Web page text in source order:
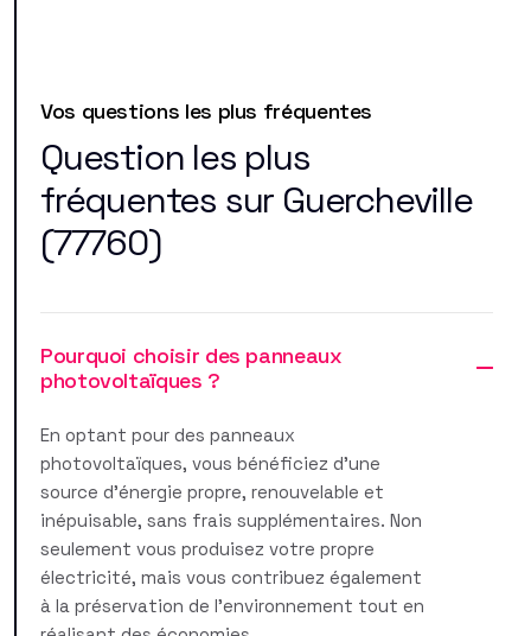
Vos questions les plus fréquentes
Question les plus
fréquentes sur Guercheville
(77760)
Pourquoi choisir des panneaux
photovoltaïques ?
En optant pour des panneaux
photovoltaïques, vous bénéficiez d'une
source d'énergie propre, renouvelable et
inépuisable, sans frais supplémentaires. Non
seulement vous produisez votre propre
électricité, mais vous contribuez également
à la préservation de l'environnement tout en